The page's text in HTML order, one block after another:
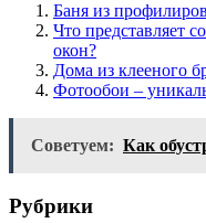
Баня из
Что представляет
окон?
Дома из клееного
Фотообои –
Советуем: Как
Рубрики